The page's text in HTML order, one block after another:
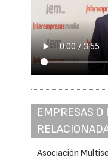
EMPRESAS
Asociación